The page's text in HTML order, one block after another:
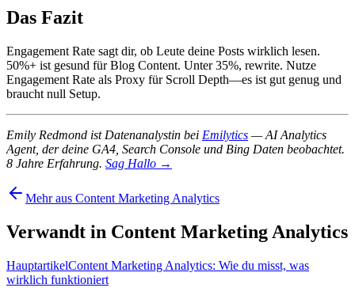
Das Fazit
Engagement Rate sagt dir, ob Leute deine Posts wirklich lesen.
50%+ ist gesund für Blog Content. Unter 35%, rewrite. Nutze
Engagement Rate als Proxy für Scroll Depth—es ist gut genug und
braucht null Setup.
Emily Redmond ist Datenanalystin bei Emilytics — AI Analytics
Agent, der deine GA4, Search Console und Bing Daten beobachtet.
8 Jahre Erfahrung. Sag Hallo →
Mehr aus Content Marketing Analytics
Verwandt in Content Marketing Analytics
HauptartikelContent Marketing Analytics: Wie du misst, was
wirklich funktioniert